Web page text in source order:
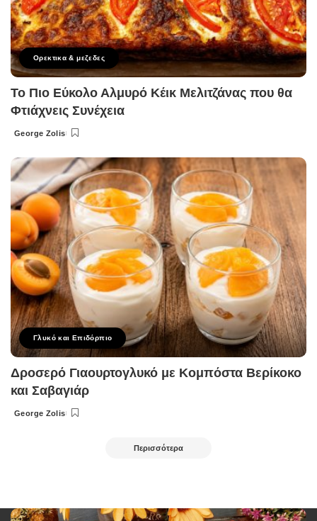
Ορεκτικα & μεζεδες
Το Πιο Εύκολο Αλμυρό Κέικ Μελιτζάνας που θα
Φτιάχνεις Συνέχεια
Posted
George Zolis
Γλυκό και Επιδόρπιο
Δροσερό Γιαουρτογλυκό με Κομπόστα Βερίκοκο
και Σαβαγιάρ
Posted
George Zolis
Περισσότερα